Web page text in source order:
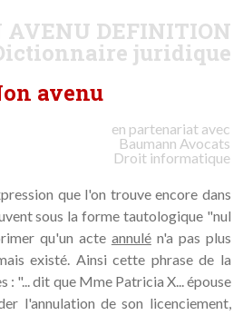
AVENU DEFINITION
juridique
avenu
en partenariat avec
Baumann Avocats
Droit informatique
que l'on trouve encore dans
sous la forme tautologique "nul
qu'un acte annulén'a pas plus
existé. Ainsi cette phrase de la
: "... dit que Mme Patricia X... épouse
l'annulation de son licenciement,